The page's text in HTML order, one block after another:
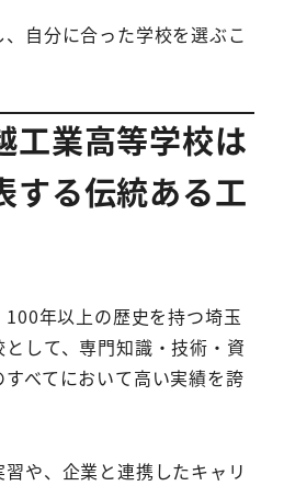
自分に合った学校を選ぶこ
工業高等学校は
する伝統ある工
年以上の歴史を持つ埼玉
して、専門知識・技術・資
べてにおいて高い実績を誇
や、企業と連携したキャリ